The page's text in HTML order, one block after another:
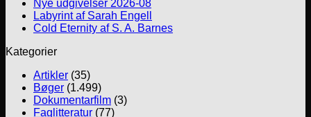
Nye udgivelser 2026-08
Labyrint af Sarah Engell
Cold Eternity af S. A. Barnes
Kategorier
Artikler (35)
Bøger (1.499)
Dokumentarfilm (3)
Faglitteratur (77)